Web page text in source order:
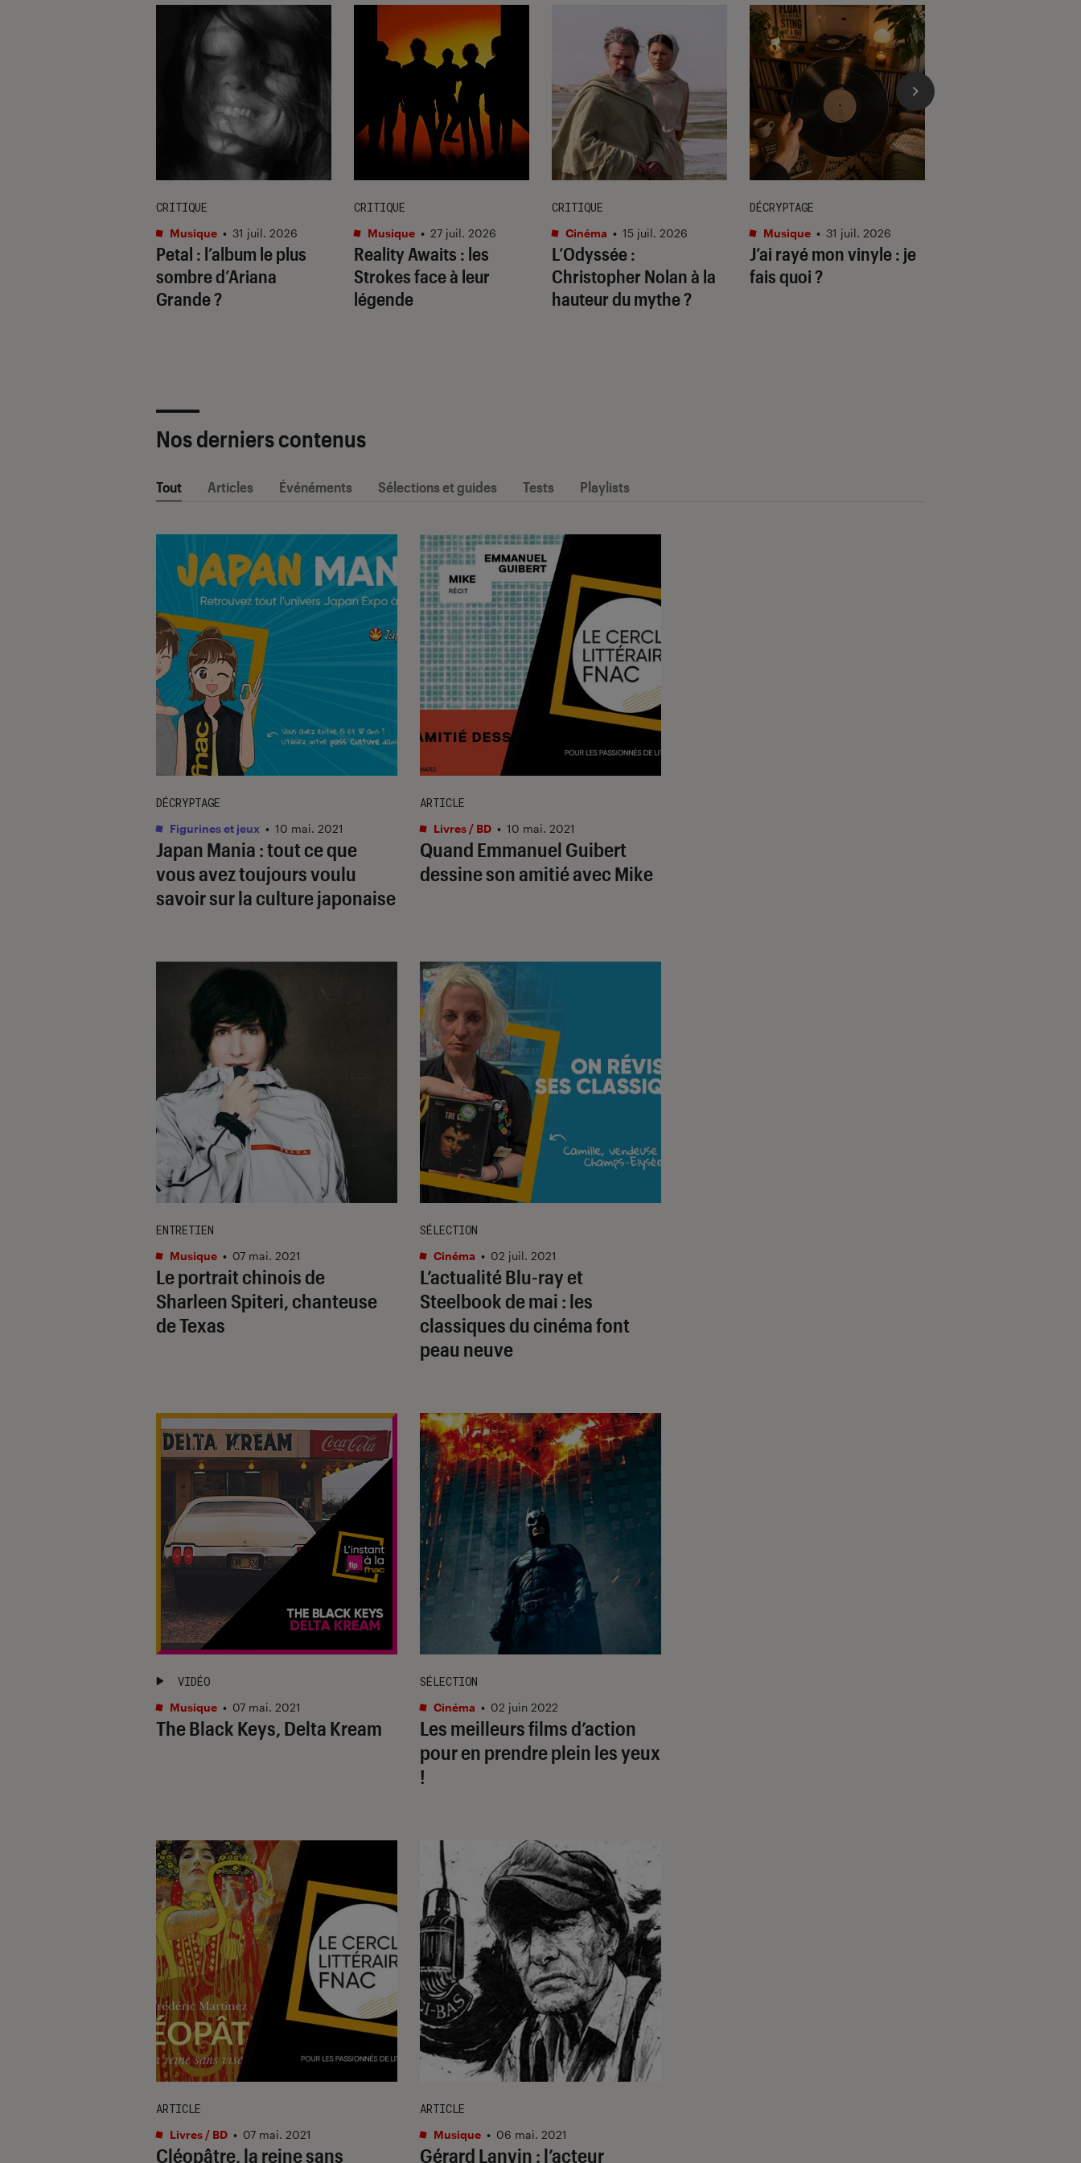
Petal : l’album le plus
sombre d’Ariana
Grande ?
CRITIQUE
Musique • 31 juil. 2026
Reality Awaits : les
Strokes face à leur
légende
CRITIQUE
Musique • 27 juil. 2026
L’Odyssée:
Christopher Nolan à la
hauteur du mythe ?
CRITIQUE
Cinéma • 15 juil. 2026
J’ai rayé mon vinyle : je
fais quoi ?
DÉCRYPTAGE
Musique • 31 juil. 2026
Nos derniers contenus
Tout Articles Événéments Sélections et guides Tests Playlists
Japan Mania : tout ce que
vous avez toujours voulu
savoir sur la culture japonaise
DÉCRYPTAGE
Figurines et jeux • 10 mai. 2021
Quand Emmanuel Guibert
dessine son amitié avec Mike
ARTICLE
Livres / BD • 10 mai. 2021
Le portrait chinois de
Sharleen Spiteri, chanteuse
de Texas
ENTRETIEN
Musique • 07 mai. 2021
L’actualité Blu-ray et
Steelbook de mai : les
classiques du cinéma font
peau neuve
SÉLECTION
Cinéma • 02 juil. 2021
The Black Keys, Delta Kream
VIDÉO
Musique • 07 mai. 2021
Les meilleurs films d’action
pour en prendre plein les yeux
!
SÉLECTION
Cinéma • 02 juin 2022
Cléopâtre, la reine sans
ARTICLE
Livres / BD • 07 mai. 2021
Gérard Lanvin : l’acteur
ARTICLE
Musique • 06 mai. 2021